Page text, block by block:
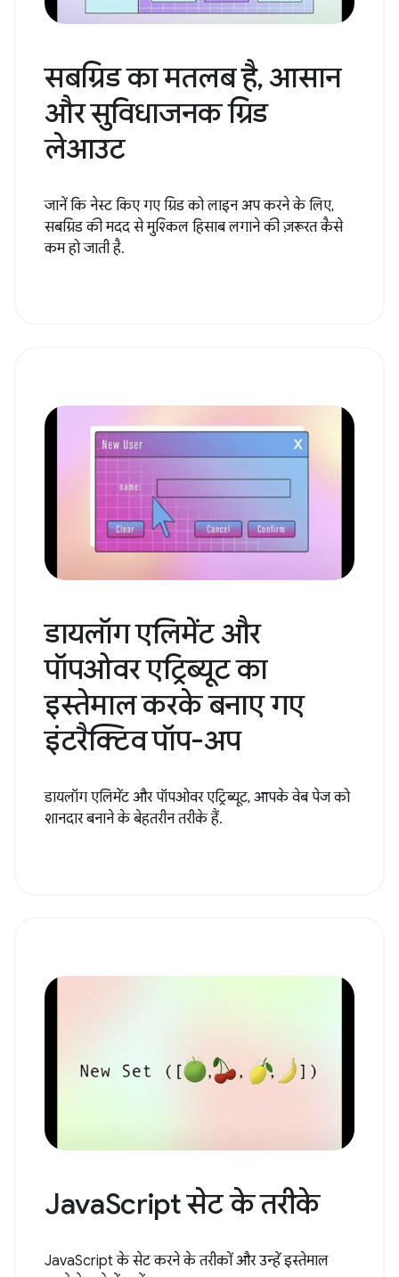
सबग्रिड का मतलब है, आसान
और सुविधाजनक ग्रिड
लेआउट
जानें कि नेस्ट किए गए ग्रिड को लाइन अप करने के लिए,
सबग्रिड की मदद से मुश्किल हिसाब लगाने की ज़रूरत कैसे
कम हो जाती है.
डायलॉग एलिमेंट और
पॉपओवर एट्रिब्यूट का
इस्तेमाल करके बनाए गए
इंटरैक्टिव पॉप-अप
डायलॉग एलिमेंट और पॉपओवर एट्रिब्यूट, आपके वेब पेज को
शानदार बनाने के बेहतरीन तरीके हैं.
JavaScript सेट के तरीके
JavaScript के सेट करने के तरीकों और उन्हें इस्तेमाल